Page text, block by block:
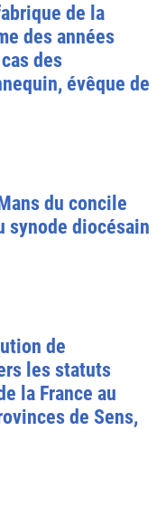
de la
des années
des
évêque de
du concile
synode diocésain
de
les statuts
la France au
de Sens,